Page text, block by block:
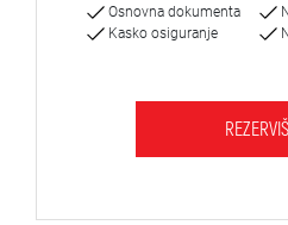
Osnovna dokumenta
Kasko osiguranje